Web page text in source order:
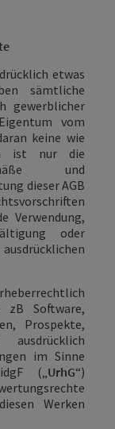
etwas
sämtliche
gewerblicher
vom
keine wie
ist nur die
und
dieser AGB
Verwendung,
oder
zB Software,
Prospekte,
im Sinne
(„UrhG“)
Werken